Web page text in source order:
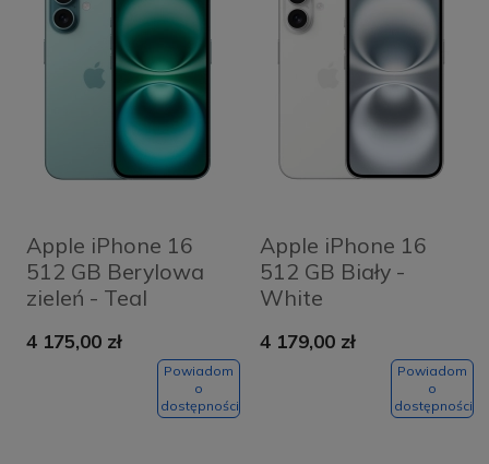
Apple iPhone 16
512 GB Berylowa
zieleń - Teal
4 175,00 zł
Powiadom
o
dostępności
Apple iPhone 16
512 GB Biały -
White
4 179,00 zł
Powiadom
o
dostępności